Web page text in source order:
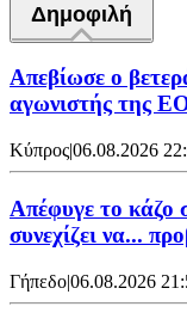
Δημοφιλή
Απεβίωσε ο
αγωνιστής της
Κύπρος|06.08.2026
Απέφυγε το κάζο
συνεχίζει να...
Γήπεδο|06.08.2026